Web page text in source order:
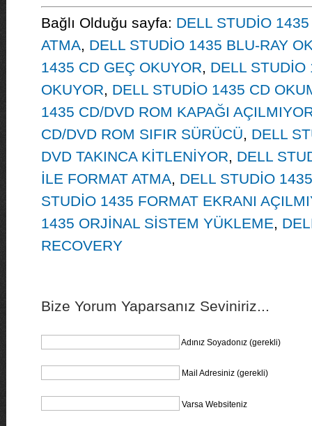
Bağlı Olduğu sayfa: DELL STUDİO
ATMA, DELL STUDİO 1435 BLU-RAY
1435 CD GEÇ OKUYOR, DELL STUDİO
OKUYOR, DELL STUDİO 1435 CD
1435 CD/DVD ROM KAPAĞI
CD/DVD ROM SIFIR SÜRÜCÜ, DELL
DVD TAKINCA KİTLENİYOR, DELL
İLE FORMAT ATMA, DELL STUDİO
STUDİO 1435 FORMAT EKRANI
1435 ORJİNAL SİSTEM YÜKLEME,
RECOVERY
Bize Yorum Yaparsanız Seviniriz...
Adınız Soyadonız (gerekli)
Mail Adresiniz (gerekli)
Varsa Websiteniz